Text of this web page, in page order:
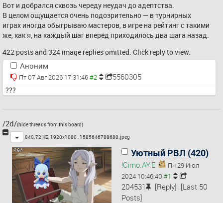
Вот и добрался сквозь череду неудач до адептства.
В целом ощущается очень подозрительно — в турнирных
играх иногда обыгрываю мастеров, в игре на рейтинг с такими
же, как я, на каждый шаг вперёд приходилось два шага назад.
422 posts and 324 image replies omitted. Click reply to view.
Аноним
Пт 07 Авг 2026 17:31:46 5560305
???
/2d/(hide threads from this board)
Toggle
840.72 КБ, 1920x1080 , 1585646788680.jpeg
Уютный РВЛ (420)
!Cirno.AY.E
Пн 29 Июл
2024 10:46:40
204531 [Reply] [Last 50
Posts]